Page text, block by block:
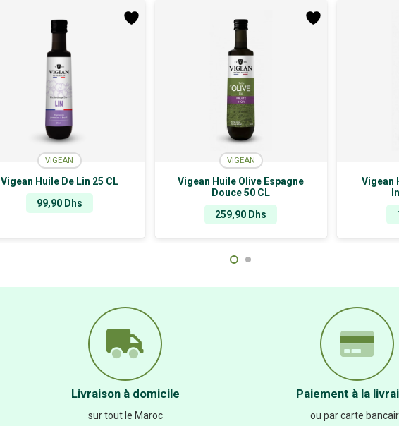
VIGEAN
Vigean Huile De Lin 25 CL
99,90 Dhs
VIGEAN
Vigean Huile Olive Espagne
Douce 50 CL
259,90 Dhs
Vigean
Livraison à domicile
sur tout le Maroc
Paiement à la
ou par carte